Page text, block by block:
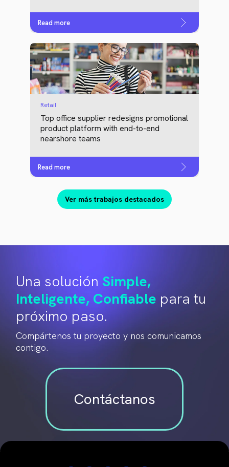
Read more
Retail
Top office supplier redesigns promotional
product platform with end-to-end
nearshore teams
Read more
Ver más trabajos destacados
Una soluciónSimple,
Inteligente, Confiable para tu
próximo paso.
Compártenos tu proyecto y nos comunicamos
contigo.
Contáctanos